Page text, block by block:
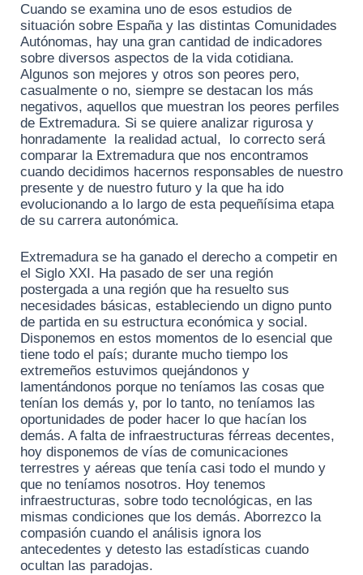
Cuando se examina uno de esos estudios de
situación sobre España y las distintas Comunidades
Autónomas, hay una gran cantidad de indicadores
sobre diversos aspectos de la vida cotidiana.
Algunos son mejores y otros son peores pero,
casualmente o no, siempre se destacan los más
negativos, aquellos que muestran los peores perfiles
de Extremadura. Si se quiere analizar rigurosa y
honradamente la realidad actual, lo correcto será
comparar la Extremadura que nos encontramos
cuando decidimos hacernos responsables de nuestro
presente y de nuestro futuro y la que ha ido
evolucionando a lo largo de esta pequeñísima etapa
de su carrera autonómica.
Extremadura se ha ganado el derecho a competir en
el Siglo XXI. Ha pasado de ser una región
postergada a una región que ha resuelto sus
necesidades básicas, estableciendo un digno punto
de partida en su estructura económica y social.
Disponemos en estos momentos de lo esencial que
tiene todo el país; durante mucho tiempo los
extremeños estuvimos quejándonos y
lamentándonos porque no teníamos las cosas que
tenían los demás y, por lo tanto, no teníamos las
oportunidades de poder hacer lo que hacían los
demás. A falta de infraestructuras férreas decentes,
hoy disponemos de vías de comunicaciones
terrestres y aéreas que tenía casi todo el mundo y
que no teníamos nosotros. Hoy tenemos
infraestructuras, sobre todo tecnológicas, en las
mismas condiciones que los demás. Aborrezco la
compasión cuando el análisis ignora los
antecedentes y detesto las estadísticas cuando
ocultan las paradojas.